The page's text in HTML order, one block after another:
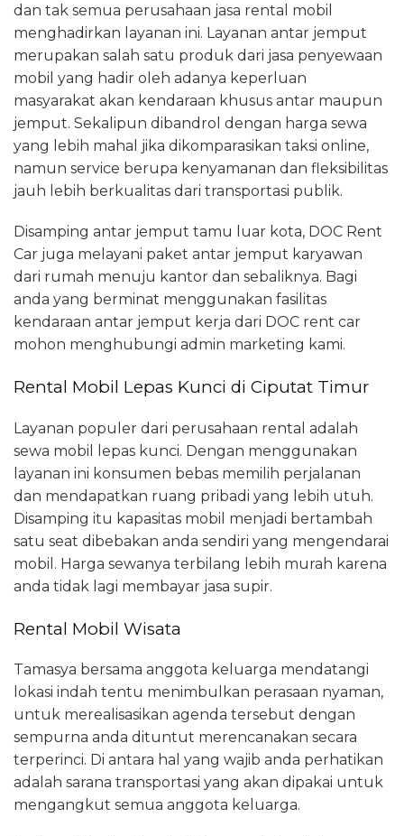
dan tak semua perusahaan jasa rental mobil
menghadirkan layanan ini. Layanan antar jemput
merupakan salah satu produk dari jasa penyewaan
mobil yang hadir oleh adanya keperluan
masyarakat akan kendaraan khusus antar maupun
jemput. Sekalipun dibandrol dengan harga sewa
yang lebih mahal jika dikomparasikan taksi online,
namun service berupa kenyamanan dan fleksibilitas
jauh lebih berkualitas dari transportasi publik.
Disamping antar jemput tamu luar kota, DOC Rent
Car juga melayani paket antar jemput karyawan
dari rumah menuju kantor dan sebaliknya. Bagi
anda yang berminat menggunakan fasilitas
kendaraan antar jemput kerja dari DOC rent car
mohon menghubungi admin marketing kami.
Rental Mobil Lepas Kunci di Ciputat Timur
Layanan populer dari perusahaan rental adalah
sewa mobil lepas kunci. Dengan menggunakan
layanan ini konsumen bebas memilih perjalanan
dan mendapatkan ruang pribadi yang lebih utuh.
Disamping itu kapasitas mobil menjadi bertambah
satu seat dibebakan anda sendiri yang mengendarai
mobil. Harga sewanya terbilang lebih murah karena
anda tidak lagi membayar jasa supir.
Rental Mobil Wisata
Tamasya bersama anggota keluarga mendatangi
lokasi indah tentu menimbulkan perasaan nyaman,
untuk merealisasikan agenda tersebut dengan
sempurna anda dituntut merencanakan secara
terperinci. Di antara hal yang wajib anda perhatikan
adalah sarana transportasi yang akan dipakai untuk
mengangkut semua anggota keluarga.